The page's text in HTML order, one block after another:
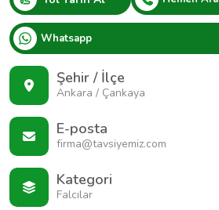
Whatsapp
Şehir / İlçe
Ankara / Çankaya
E-posta
firma@tavsiyemiz.com
Kategori
Falcılar